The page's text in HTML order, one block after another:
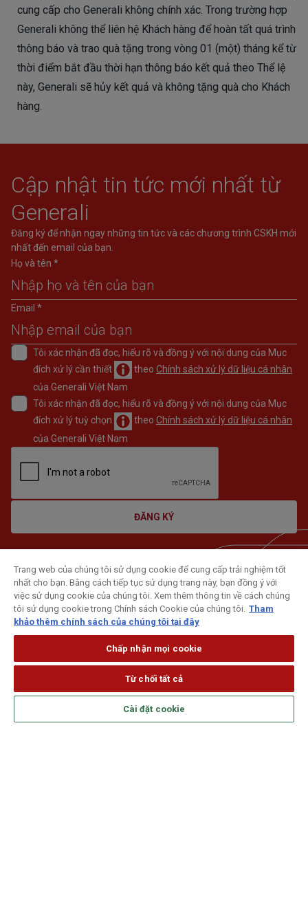
cung cấp cho Generali không chính xác. Trong trường hợp
Generali không thể liên hệ Khách hàng để hoàn tất quá trình
thông báo và trao quà tặng trong vòng 01 (một) tháng kể từ
thời điểm bắt đầu thời hạn thông báo kết quả theo Thể lệ
này, Generali sẽ hủy kết quả và không tặng quà cho Khách
hàng.
Cập nhật tin tức mới nhất từ
Generali
Đăng ký để nhận ngay những tin tức và các chương trình CSKH mới
nhất đến email của bạn.
Họ và tên *
Email *
Tôi xác nhận đã đọc, hiểu rõ và đồng ý với nội dung của Mục
đích xử lý cần thiết
theo Chính sách xử lý dữ liệu cá nhân
của Generali Việt Nam
Tôi xác nhận đã đọc, hiểu rõ và đồng ý với nội dung của Mục
đích xử lý tuỳ chọn
theo Chính sách xử lý dữ liệu cá nhân
của Generali Việt Nam
ĐĂNG KÝ
Trang web của chúng tôi sử dụng cookie để cung cấp trải nghiệm tốt
nhất cho bạn. Bằng cách tiếp tục sử dụng trang này, bạn đồng ý với
việc sử dụng cookie của chúng tôi. Xem thêm thông tin về cách chúng
tôi sử dụng cookie trong Chính sách Cookie của chúng tôi. Tham
khảo thêm chính sách của chúng tôi tại đây
Chấp nhận mọi cookie
Từ chối tất cả
Cài đặt cookie